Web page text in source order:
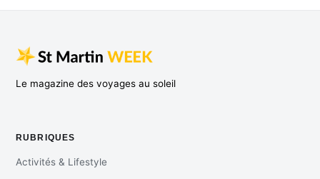
Le magazine des voyages au soleil
RUBRIQUES
Activités & Lifestyle